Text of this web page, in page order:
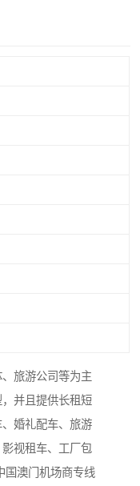
旅游公司等为主
并且提供长租短
婚礼配车、旅游
视租车、工厂包
国澳门机场商专线